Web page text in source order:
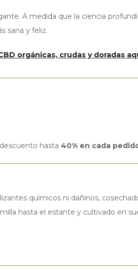
A medida que la ciencia
sana y feliz.
orgánicas, crudas y doradas
hasta40% en cada
químicos ni dañinos,
hasta el estante y cultivado en